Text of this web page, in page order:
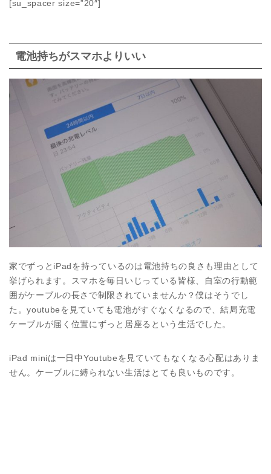
[su_spacer size=”20″]
電池持ちがスマホよりいい
家でずっとiPadを持っているのは電池持ちの良さも理由として
挙げられます。スマホを毎日いじっている皆様、自室の行動範
囲がケーブルの長さで制限されていませんか？僕はそうでし
た。youtubeを見ていても電池がすぐなくなるので、結局充電
ケーブルが届く位置にずっと居座るという生活でした。
iPad miniは一日中Youtubeを見ていてもなくなる心配はありま
せん。ケーブルに縛られない生活はとても良いものです。